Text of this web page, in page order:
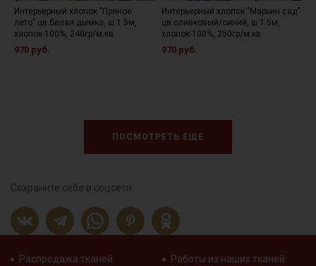
Интерьерный хлопок "Пряное
лето" цв.белая дымка, ш.1.5м,
хлопок-100%, 240гр/м.кв
970 руб.
Интерьерный хлопок "Марьин сад"
цв.оливковый/синий, ш.1.5м,
хлопок-100%, 250гр/м.кв
970 руб.
ПОСМОТРЕТЬ ЕЩЕ
Сохраните себе в соцсети
Распродажа тканей
Работы из наших тканей